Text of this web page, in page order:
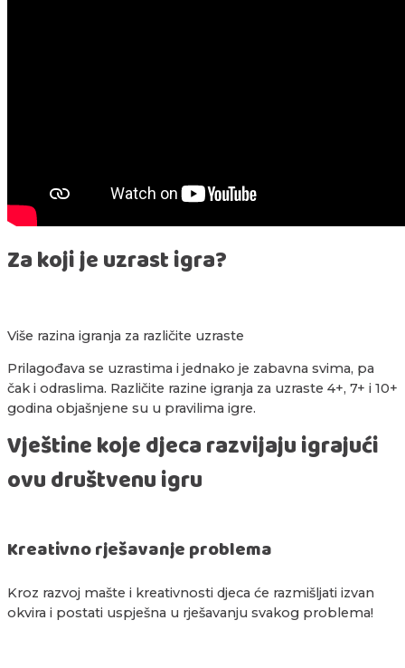
Za koji je uzrast igra?
Više razina igranja za različite uzraste
Prilagođava se uzrastima i jednako je zabavna svima, pa
čak i odraslima. Različite razine igranja za uzraste 4+, 7+ i 10+
godina objašnjene su u pravilima igre.
Vještine koje djeca razvijaju igrajući
ovu društvenu igru
Kreativno rješavanje problema
Kroz razvoj mašte i kreativnosti djeca će razmišljati izvan
okvira i postati uspješna u rješavanju svakog problema!